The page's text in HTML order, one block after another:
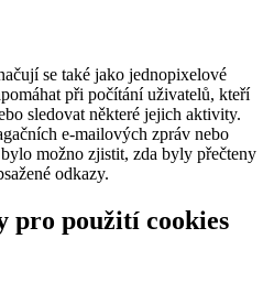
se také jako jednopixelové
při počítání uživatelů, kteří
sledovat některé jejich aktivity.
e-mailových zpráv nebo
možno zjistit, zda byly přečteny
odkazy.
pro použití cookies